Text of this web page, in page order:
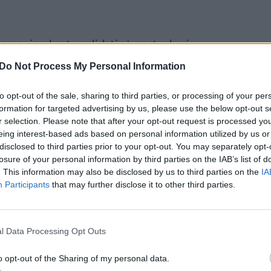
Do Not Process My Personal Information
opt-out of the sale, sharing to third parties, or processing of your
for targeted advertising by us, please use the below opt-out
selection. Please note that after your opt-out request is processed
interest-based ads based on personal information utilized by us
to third parties prior to your opt-out. You may separately
of your personal information by third parties on the IAB’s list of
This information may also be disclosed by us to third parties on the
Participants that may further disclose it to other third parties.
Data Processing Opt Outs
opt-out of the Sharing of my personal data.
naujos kartos dirbtinė aorta, kuri
dar paprastesniu – reikėjo vos vieno
Panevėžio ligoninės
vedėjas Andrius Pranculis sakė, kad
nebūtų pavykę sutvarkyti plyšusios
sustabdyti aortos plėtimąsi.
naujų galimybių.